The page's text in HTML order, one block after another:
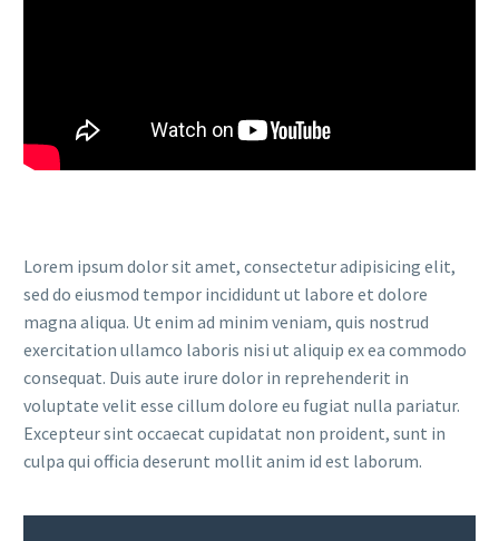
Lorem ipsum dolor sit amet, consectetur adipisicing elit,
sed do eiusmod tempor incididunt ut labore et dolore
magna aliqua. Ut enim ad minim veniam, quis nostrud
exercitation ullamco laboris nisi ut aliquip ex ea commodo
consequat. Duis aute irure dolor in reprehenderit in
voluptate velit esse cillum dolore eu fugiat nulla pariatur.
Excepteur sint occaecat cupidatat non proident, sunt in
culpa qui officia deserunt mollit anim id est laborum.